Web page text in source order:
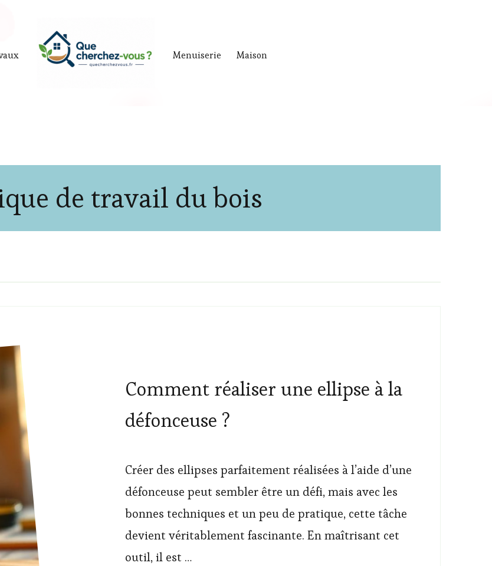
Menuiserie Maison
de travail du bois
Comment réaliser une ellipse à la
défonceuse ?
Créer des ellipses parfaitement réalisées à l’aide d’une
défonceuse peut sembler être un défi, mais avec les
bonnes techniques et un peu de pratique, cette tâche
devient véritablement fascinante. En maîtrisant cet
outil, il est …